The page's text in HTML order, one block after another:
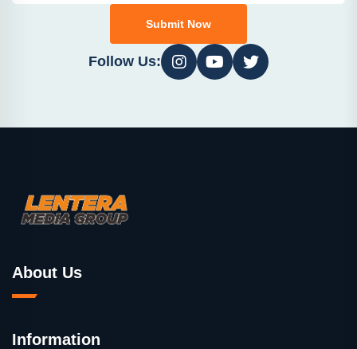
Submit Now
Follow Us:
About Us
Information